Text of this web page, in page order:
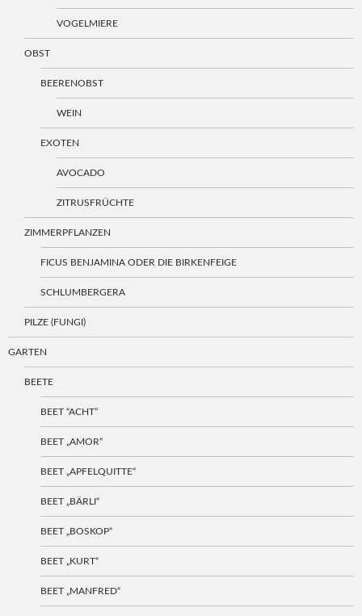
VOGELMIERE
OBST
BEERENOBST
WEIN
EXOTEN
AVOCADO
ZITRUSFRÜCHTE
ZIMMERPFLANZEN
FICUS BENJAMINA ODER DIE BIRKENFEIGE
SCHLUMBERGERA
PILZE (FUNGI)
GARTEN
BEETE
BEET “ACHT”
BEET „AMOR“
BEET „APFELQUITTE“
BEET „BÄRLI“
BEET „BOSKOP“
BEET „KURT“
BEET „MANFRED“